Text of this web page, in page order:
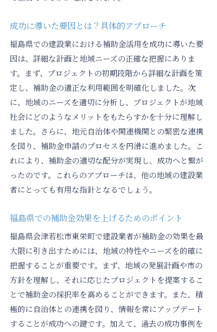
成功に導いた要因とは？具体的アプローチ
福島県での建設業における補助金活用を成功に導いた要
因は、詳細な計画と地域ニーズの正確な把握にありま
す。まず、プロジェクトの初期段階から詳細な計画を策
定し、補助金の適正な利用範囲を明確化しました。次
に、地域のニーズを適切に分析し、プロジェクトが地域
社会にどのようなメリットをもたらすかを十分に理解し
ました。さらに、地元自治体や関連機関との緊密な連携
を図り、補助金申請のプロセスを円滑に進めました。こ
れにより、補助金の適切な配分が実現し、成功へと繋が
ったのです。これらのアプローチは、他の地域の建設業
者にとっても有用な指針となるでしょう。
福島県での補助金効果を上げるためのポイント
福島県会津若松市東栄町で建設業者が補助金の効果を最
大限に引き出すためには、地域の特性やニーズを的確に
把握することが重要です。まず、地域の発展計画や市の
方針を理解し、それに応じたプロジェクトを提案するこ
とで補助金の採択率を高めることができます。また、積
極的に自治体との連携を図り、情報を常にアップデート
することが成功への鍵です。加えて、過去の成功事例を